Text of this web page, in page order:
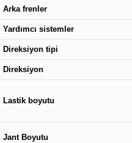
Arka frenler
Yardımcı sistemler
Direksiyon tipi
Direksiyon
Lastik boyutu
Jant Boyutu